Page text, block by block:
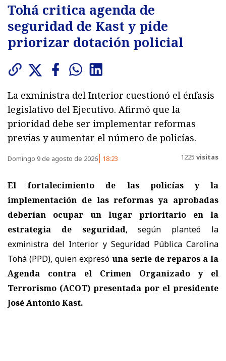
Tohá critica agenda de
seguridad de Kast y pide
priorizar dotación policial
La exministra del Interior cuestionó el énfasis
legislativo del Ejecutivo. Afirmó que la
prioridad debe ser implementar reformas
previas y aumentar el número de policías.
Domingo 9 de agosto de 2026 18:23 1225 visitas
El fortalecimiento de las policías y la
implementación de las reformas ya aprobadas
deberían ocupar un lugar prioritario en la
estrategia de seguridad, según planteó la
exministra del Interior y Seguridad Pública Carolina
Tohá (PPD), quien expresóuna serie de reparos a la
Agenda contra el Crimen Organizado y el
Terrorismo (ACOT) presentada por el presidente
José Antonio Kast.